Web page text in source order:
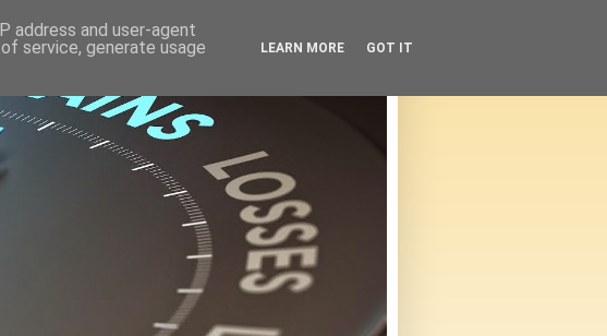
address and user-agent
service, generate usage
LEARN MORE GOT IT